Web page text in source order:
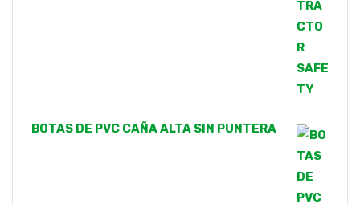
BOTAS DE PVC CAÑA ALTA SIN PUNTERA